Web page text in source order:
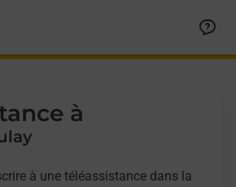
à
à une téléassistance dans la